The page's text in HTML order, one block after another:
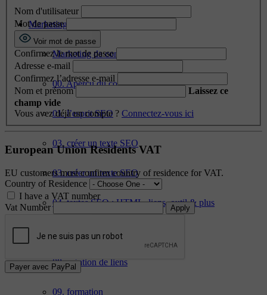
Marketing de contenu
Marketing de contenu
00. Aperçu du cours SEO en ligne
01. l’esprit SEO
03. créer un texte SEO
03. créer un texte SEO
04. textes SEO : HTML, liens, outil & plus
07. meilleure pratique
08. création de liens
09. formation
Nom d'utilisateur
Mot de passe
Voir mot de passe
Confirmez le mot de passe
Adresse e-mail
Confirmez l’adresse e-mail
Nom et prénom
Laissez ce
champ vide
Vous avez déjà un compte ? Connectez-vous ici
European Union Residents VAT
EU customers must confirm country of residence for VAT.
Country of Residence
I have a VAT number
Vat Number
Payer avec PayPal